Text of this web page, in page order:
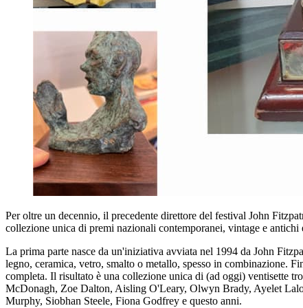
Per oltre un decennio, il precedente direttore del festival John
collezione unica di premi nazionali contemporanei, vintage e
La prima parte nasce da un'iniziativa avviata nel 1994 da John
legno, ceramica, vetro, smalto o metallo, spesso in combinazione.
completa. Il risultato è una collezione unica di (ad oggi) ventisette
McDonagh, Zoe Dalton, Aisling O'Leary, Olwyn Brady, Ayelet
Murphy, Siobhan Steele, Fiona Godfrey e questo anni.